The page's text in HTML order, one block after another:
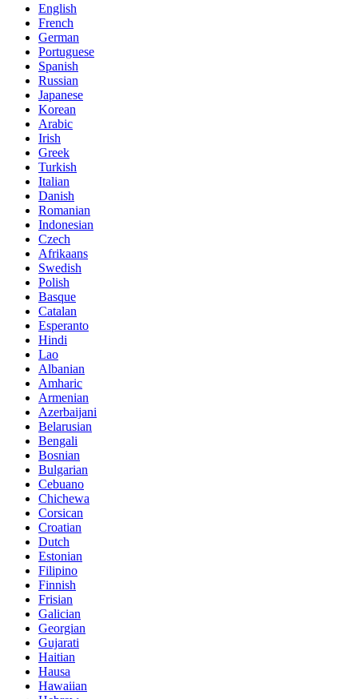
English
French
German
Portuguese
Spanish
Russian
Japanese
Korean
Arabic
Irish
Greek
Turkish
Italian
Danish
Romanian
Indonesian
Czech
Afrikaans
Swedish
Polish
Basque
Catalan
Esperanto
Hindi
Lao
Albanian
Amharic
Armenian
Azerbaijani
Belarusian
Bengali
Bosnian
Bulgarian
Cebuano
Chichewa
Corsican
Croatian
Dutch
Estonian
Filipino
Finnish
Frisian
Galician
Georgian
Gujarati
Haitian
Hausa
Hawaiian